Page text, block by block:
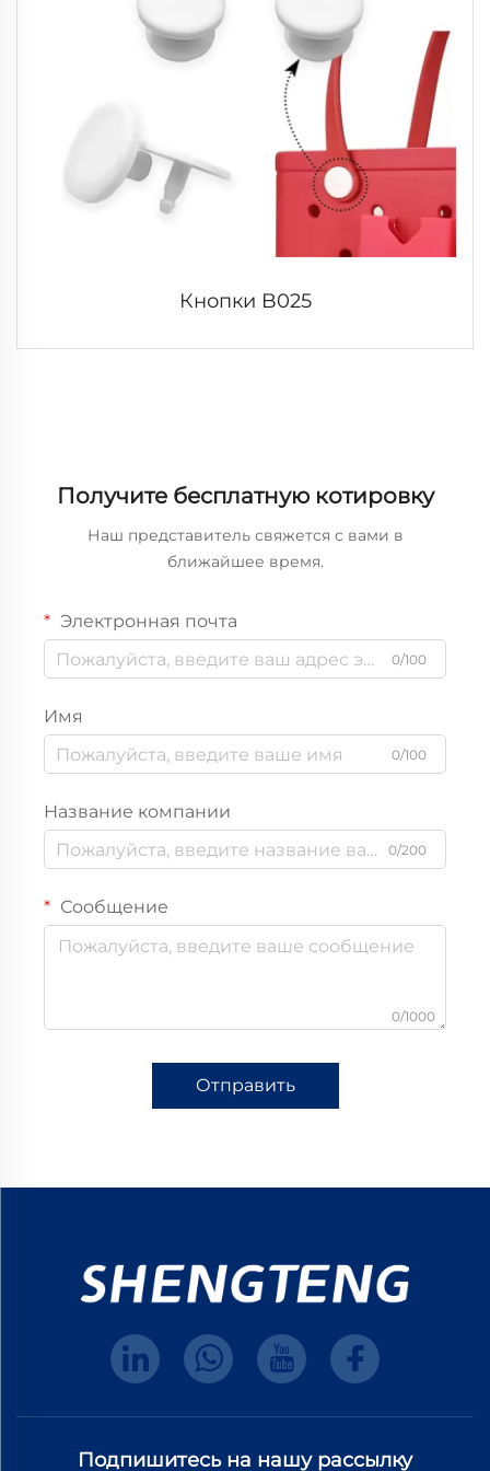
Кнопки B025
Получите бесплатную котировку
Наш представитель свяжется с вами в
ближайшее время.
Электронная почта
0/100
Имя
0/100
Название компании
0/200
Сообщение
0/1000
Отправить
Подпишитесь на нашу рассылку